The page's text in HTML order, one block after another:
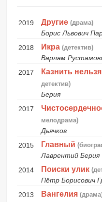
2019 Другие (драма)
Борис Львович
2018
Икра (детектив)
Варлам
2017
Казнить
детектив)
Берия
2017
мелодрама)
Дьячков
2015
Главный
Лаврентий Берия
2014
Поиски улик
Пётр Борисович
2013
Вангелия